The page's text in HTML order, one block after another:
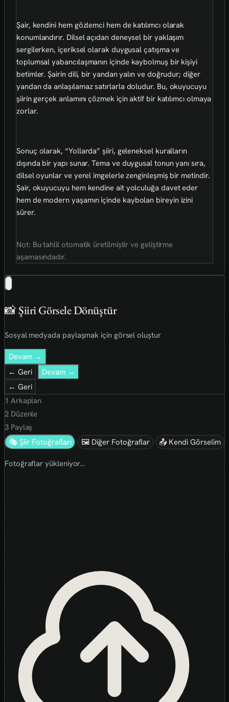
Şair, kendini hem gözlemci hem de katılımcı olarak
konumlandırır. Dilsel açıdan deneysel bir yaklaşım
sergilerken, içeriksel olarak duygusal çatışma ve
toplumsal yabancılaşmanın içinde kaybolmuş bir kişiyi
betimler. Şairin dili, bir yandan yalın ve doğrudur; diğer
yandan da anlaşılamaz satırlarla doludur. Bu, okuyucuyu
şiirin gerçek anlamını çözmek için aktif bir katılımcı olmaya
zorlar.
Sonuç olarak, “Yollarda” şiiri, geleneksel kuralların
dışında bir yapı sunar. Tema ve duygusal tonun yanı sıra,
dilsel oyunlar ve yerel imgelerle zenginleşmiş bir metindir.
Şair, okuyucuyu hem kendine ait yolculuğa davet eder
hem de modern yaşamın içinde kaybolan bireyin izini
sürer.
Not: Bu tahlil otomatik üretilmiştir ve geliştirme
aşamasındadır.
📸 Şiiri Görsele Dönüştür
Sosyal medyada paylaşmak için görsel oluştur
Devam →
← Geri
Devam →
← Geri
1 Arkaplan
2Düzenle
3Paylaş
🎭 Şiir Fotoğrafları
🖼 Diğer Fotoğraflar 📤 Kendi Görselim
Fotoğraflar yükleniyor…